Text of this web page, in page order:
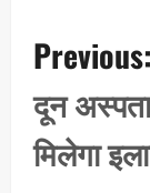
o
s
t
n
Previous:
दून
मिलेगा